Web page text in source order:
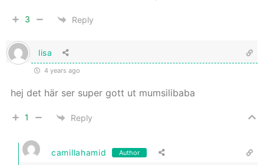
3 Reply
lisa
4 years ago
hej det här ser super gott ut mumsilibaba
1 Reply
camillahamid Author